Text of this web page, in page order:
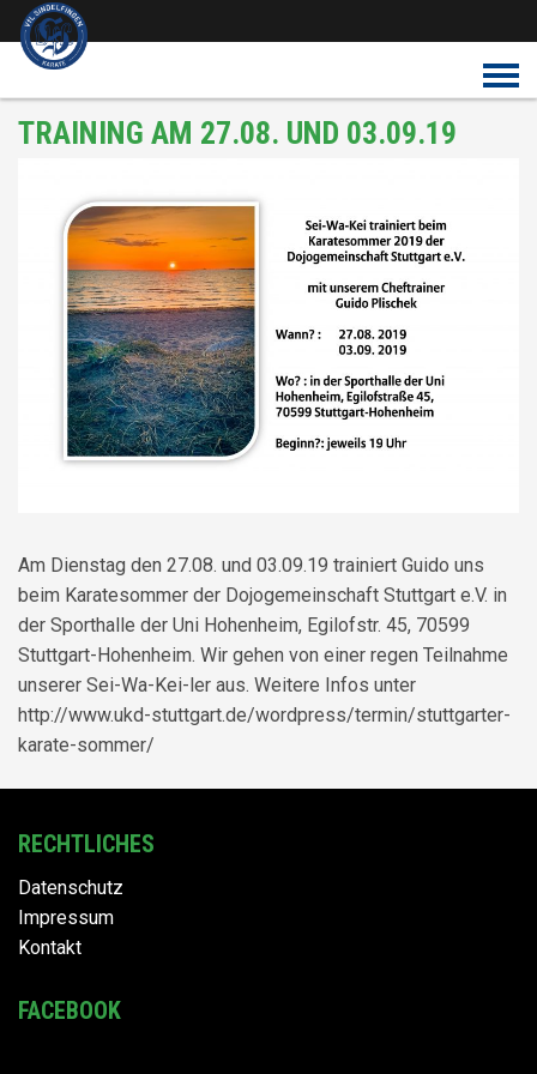
Überspringe den Content
TRAINING AM 27.08. UND 03.09.19
Am Dienstag den 27.08. und 03.09.19 trainiert Guido uns
beim Karatesommer der Dojogemeinschaft Stuttgart e.V. in
der Sporthalle der Uni Hohenheim, Egilofstr. 45, 70599
Stuttgart-Hohenheim. Wir gehen von einer regen Teilnahme
unserer Sei-Wa-Kei-ler aus. Weitere Infos unter
http://www.ukd-stuttgart.de/wordpress/termin/stuttgarter-
karate-sommer/
RECHTLICHES
Datenschutz
Impressum
Kontakt
FACEBOOK